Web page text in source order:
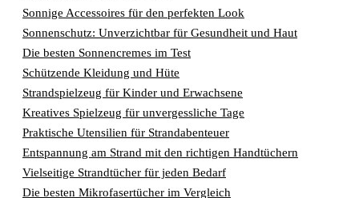
Sonnige Accessoires für den perfekten Look
Sonnenschutz: Unverzichtbar für Gesundheit und Haut
Die besten Sonnencremes im Test
Schützende Kleidung und Hüte
Strandspielzeug für Kinder und Erwachsene
Kreatives Spielzeug für unvergessliche Tage
Praktische Utensilien für Strandabenteuer
Entspannung am Strand mit den richtigen Handtüchern
Vielseitige Strandtücher für jeden Bedarf
Die besten Mikrofasertücher im Vergleich